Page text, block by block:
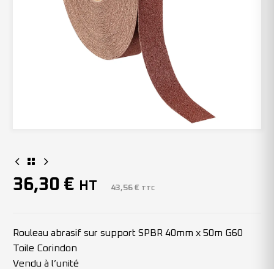
36,30 € HT 43,56 € TTC
Rouleau abrasif sur support SPBR 40mm x 50m G60
Toile Corindon
Vendu à l’unité